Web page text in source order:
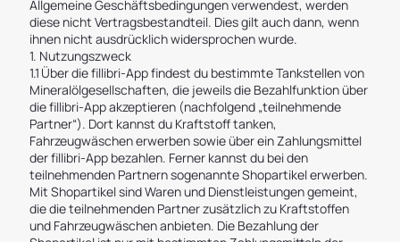
Allgemeine Geschäftsbedingungen verwendest, werden
diese nicht Vertragsbestandteil. Dies gilt auch dann, wenn
ihnen nicht ausdrücklich widersprochen wurde.
1. Nutzungszweck
1.1 Über die fillibri-App findest du bestimmte Tankstellen von
Mineralölgesellschaften, die jeweils die Bezahlfunktion über
die fillibri-App akzeptieren (nachfolgend „teilnehmende
Partner“). Dort kannst du Kraftstoff tanken,
Fahrzeugwäschen erwerben sowie über ein Zahlungsmittel
der fillibri-App bezahlen. Ferner kannst du bei den
teilnehmenden Partnern sogenannte Shopartikel erwerben.
Mit Shopartikel sind Waren und Dienstleistungen gemeint,
die die teilnehmenden Partner zusätzlich zu Kraftstoffen
und Fahrzeugwäschen anbieten. Die Bezahlung der